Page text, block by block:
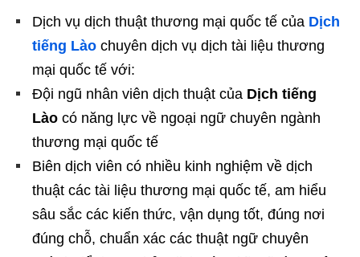
Dịch vụ dịch thuật thương mại quốc tế của Dịch
tiếng Lào chuyên dịch vụ dịch tài liệu thương
mại quốc tế với:
Đội ngũ nhân viên dịch thuật của Dịch tiếng
Lào có năng lực về ngoại ngữ chuyên ngành
thương mại quốc tế
Biên dịch viên có nhiều kinh nghiệm về dịch
thuật các tài liệu thương mại quốc tế, am hiểu
sâu sắc các kiến thức, vận dụng tốt, đúng nơi
đúng chỗ, chuẩn xác các thuật ngữ chuyên